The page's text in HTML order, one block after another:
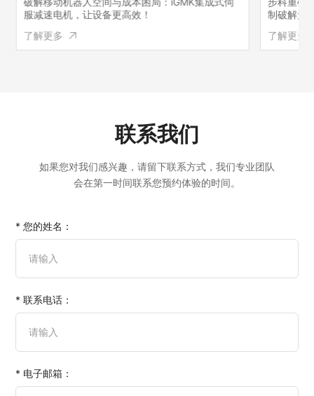
服减速电机，让设备更高效！
了解更多
制破解无
了解更多
联系我们
如果您对我们感兴趣，请留下联系方式，我们专业团队
会在第一时间联系您预约体验的时间。
* 您的姓名：
* 联系电话：
* 电子邮箱：